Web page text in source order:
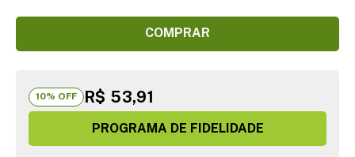
COMPRAR
10% OFF R$ 53,91
PROGRAMA DE FIDELIDADE